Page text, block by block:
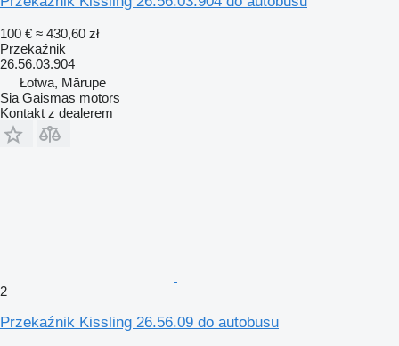
100 € ≈ 430,60 zł
Przekaźnik
26.56.03.904
Łotwa, Mārupe
Sia Gaismas motors
Kontakt z dealerem
2
Przekaźnik Kissling 26.56.09 do autobusu